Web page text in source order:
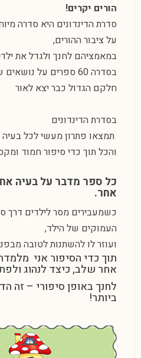
הורים יקרים!
סדרת הדינדונים היא סדרה
על ציבור ההורים,
במאמציהם לחנך ולגדל את
בסדרה 60 ספרים על נושאים שונים
חלקם הגדול כבר יצא לאור
בסדרת הדינדונים
תמצאו פתרון מעשי לכל
והכל תוך כדי סיפור חמוד
כל ספר מדבר על בעיה
אחר.
כשמעבירים מסר לילדים דרך
העמוקים של הילד,
ועוזר לו להשתנות לטובה
תוך כדי הסיפור אני
אחר שלב, כיצד לנהוג
לחנך באופן סיפורי – זה
ביותר!